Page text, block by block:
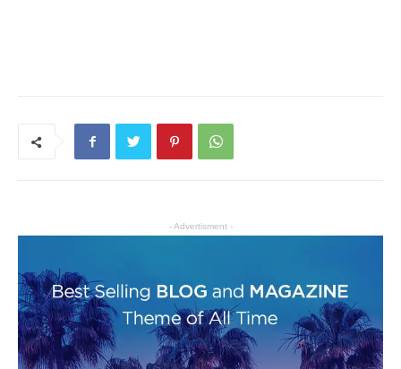
- Advertisment -